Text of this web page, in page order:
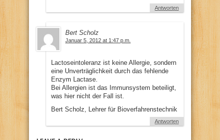
Antworten
Bert Scholz
Januar 5, 2012 at 1:47 p.m.
Lactoseintoleranz ist keine Allergie, sondern
eine Unverträglichkeit durch das fehlende
Enzym Lactase.
Bei Allergien ist das Immunsystem beteiligt,
was hier nicht der Fall ist.
Bert Scholz, Lehrer für Bioverfahrenstechnik
Antworten